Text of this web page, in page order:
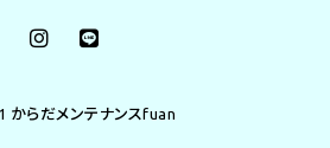
からだメンテナンスfuan